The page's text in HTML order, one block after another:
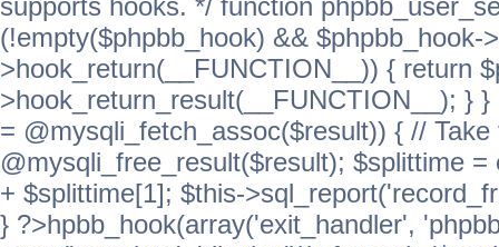
supports hooks. */ function
(!empty($phpbb_hook) &&
>hook_return(__FUNCTION__)) { return
>hook_return_result(__FUNCTION__); }
= @mysqli_fetch_assoc($result)) { //
@mysqli_free_result($result); $splittime
+ $splittime[1]; $this-
} ?>hpbb_hook(array('exit_handler',